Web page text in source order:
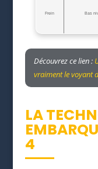
Frein Bas
Découvrez ce lien :
vraiment le voyant
LA
4